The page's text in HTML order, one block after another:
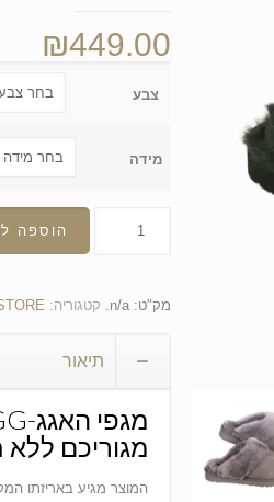
₪449.00
צבע
מידה
הוספה
מק"ט: n/a
. קטגוריה:
תיאור
מגוריכם
המוצר מגיע באריזתו